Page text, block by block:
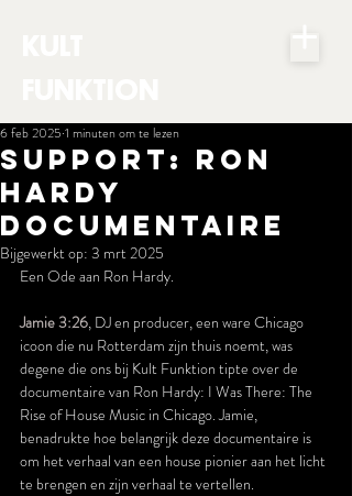
SUPPORT: RON
HARDY
DOCUMENTAIRE
6 feb 2025 1 minuten om te lezen
Bijgewerkt op: 3 mrt 2025
Een Ode aan Ron Hardy.
Jamie 3:26, DJ en producer, een ware Chicago
icoon die nu Rotterdam zijn thuis noemt, was
degene die ons bij Kult Funktion tipte over de
documentaire van Ron Hardy: I Was There: The
Rise of House Music in Chicago. Jamie,
benadrukte hoe belangrijk deze documentaire is
om het verhaal van een house pionier aan het licht
te brengen en zijn verhaal te vertellen.